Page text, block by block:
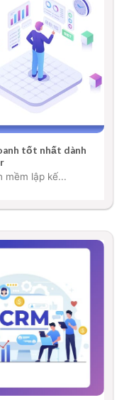
tốt nhất dành
mềm lập kế...